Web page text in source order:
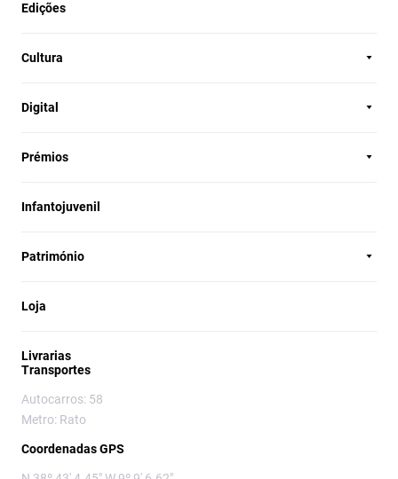
Edições
Cultura
Digital
Prémios
Infantojuvenil
Património
Loja
Livrarias
Transportes
Autocarros: 58
Metro: Rato
Coordenadas GPS